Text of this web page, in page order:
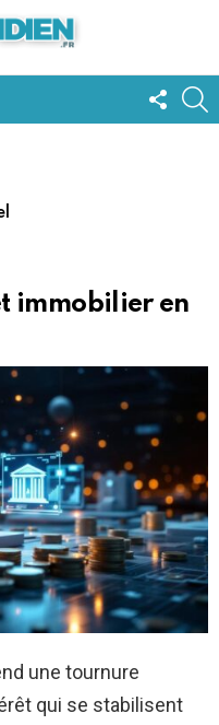
US
immobilier en
une tournure
qui se stabilisent